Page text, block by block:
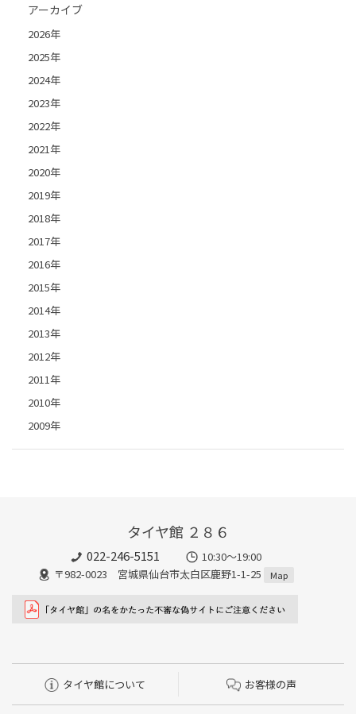
アーカイブ
2026年
2025年
2024年
2023年
2022年
2021年
2020年
2019年
2018年
2017年
2016年
2015年
2014年
2013年
2012年
2011年
2010年
2009年
タイヤ館 ２８６
022-246-5151
10:30～19:00
〒982-0023 宮城県仙台市太白区鹿野1-1-25
Map
タイヤ館について お客様の声